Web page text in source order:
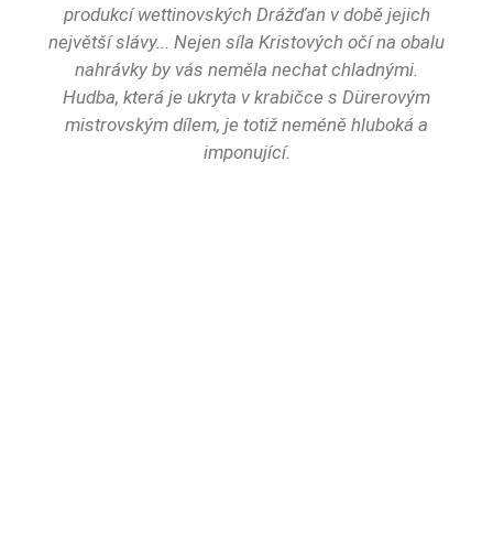
produkcí wettinovských Drážďan v době jejich
největší slávy... Nejen síla Kristových očí na obalu
nahrávky by vás neměla nechat chladnými.
Hudba, která je ukryta v krabičce s Dürerovým
mistrovským dílem, je totiž neméně hluboká a
imponující.